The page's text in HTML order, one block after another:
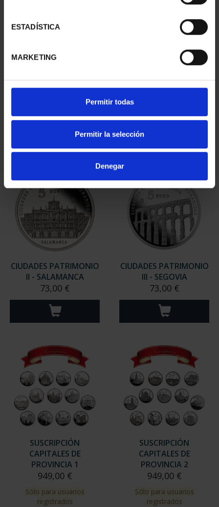
ESTADÍSTICA
MARKETING
Permitir todas
Permitir la selección
Denegar
CAPITALES ESPAÑOLAS
CIUDADES PATRIMONIO
CIUDADES PATRIMONIO
II - SALAMANCA
73,00 €
CIUDADES PATRIMONIO
III - SEGOVIA
73,00 €
SUSCRIPCIÓN
CAPITALES DE
PROVINCIA 1
949,00 €
Sólo para usuarios
registrados
SUSCRIPCIÓN
CAPITALES DE
PROVINCIA 2
949,00 €
Sólo para usuarios
registrados